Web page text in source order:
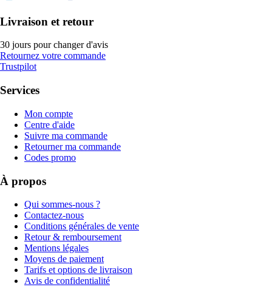
Livraison et retour
30 jours pour changer d'avis
Retournez votre commande
Trustpilot
Services
Mon compte
Centre d'aide
Suivre ma commande
Retourner ma commande
Codes promo
À propos
Qui sommes-nous ?
Contactez-nous
Conditions générales de vente
Retour & remboursement
Mentions légales
Moyens de paiement
Tarifs et options de livraison
Avis de confidentialité